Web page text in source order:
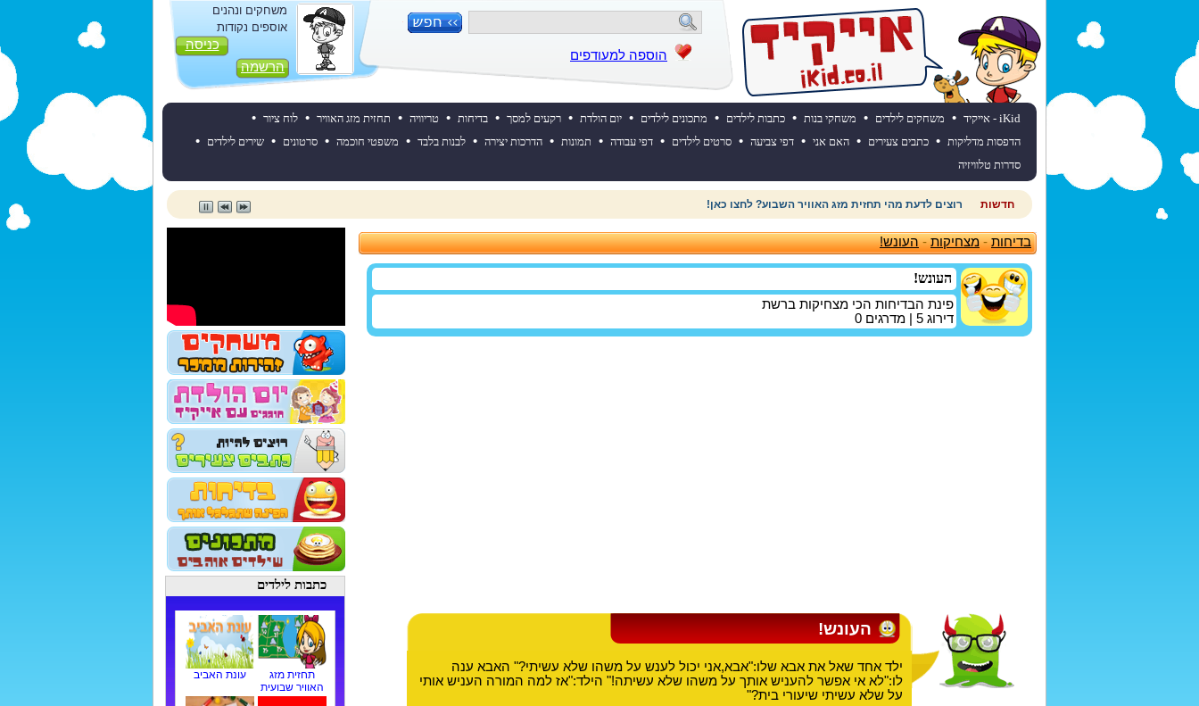
הוספה למעודפים
משחקים ונהנים
אוספים נקודות
כניסה
הרשמה
iKid - אייקיד • משחקים לילדים • משחקי בנות • כתבות לילדים • מתכונים לילדים • יום הולדת • רקעים למסך • בדיחות • טריוויה • תחזית מזג האוויר • לוח ציור •
הדפסות מדליקות • כתבים צעירים • האם אני • דפי צביעה • סרטים לילדים • דפי עבודה • תמונות • הדרכות יצירה • לבנות בלבד • משפטי חוכמה • סרטונים • שירים לילדים •
סדרות טלוויזיה
חדשות רוצים לדעת מהי תחזית מזג האוויר השבוע? לחצו כאן!
בדיחות-מצחיקות-העונש!
העונש!
פינת הבדיחות הכי מצחיקות ברשת
דירוג 5 | מדרגים 0
העונש!
ילד אחד שאל את אבא שלו:"אבא,אני יכול לענש על משהו שלא עשיתי?" האבא ענה
לו:"לא אי אפשר להעניש אותך על משהו שלא עשיתה!" הילד:"אז למה המורה העניש אותי
על שלא עשיתי שיעורי בית?"
כתבות לילדים
תחזית מזג
האוויר שבועית
עונת האביב